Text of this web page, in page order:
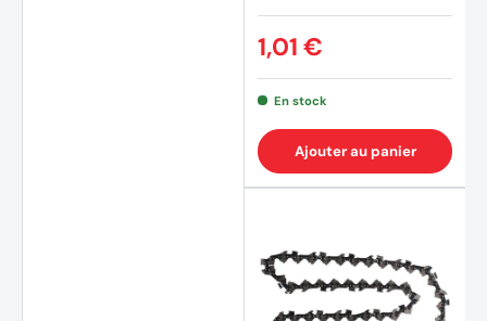
1,01 €
En stock
Ajouter au panier